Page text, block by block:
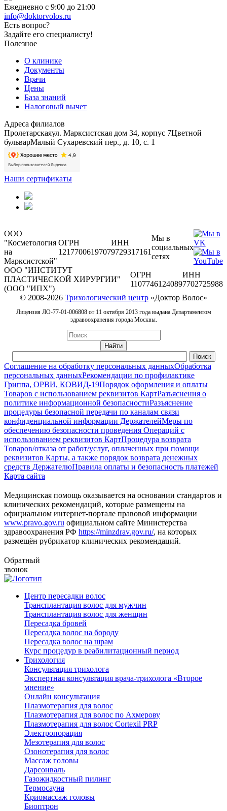
Ежедневно с 9:00 до 21:00
info@doktorvolos.ru
Есть вопрос?
Задайте его специалисту!
Полезное
О клинике
Документы
Врачи
Цены
База знаний
Налоговый вычет
Адреса филиалов
Пролетарскаяул. Марксистская дом 34, корпус 7Цветной
бульварМалый Сухаревский пер., д. 10, с. 1
Наши сертификаты
ООО
"Косметология
на
Марксистской"
ОГРН
1217700619707
ИНН
9729317161
Мы в
социальных
сетях
ООО "ИНСТИТУТ
ПЛАСТИЧЕСКОЙ ХИРУРГИИ"
(ООО "ИПХ")
ОГРН
1107746124089
ИНН
7702725988
© 2008-2026 Трихологический центр «Доктор Волос»
Лицензия ЛО-77-01-006808 от 11 октября 2013 года выдана Департаментом
здравоохранения города Москвы.
Соглашение на обработку персональных данныхОбработка
персональных данныхРекомендации по профилактике
Гриппа, ОРВИ, КОВИД-19Порядок оформления и оплаты
Товаров с использованием реквизитов КартРазъяснения о
политике информационной безопасностиРазъяснение
процедуры безопасной передачи по каналам связи
конфиденциальной информации ДержателейМеры по
обеспечению безопасности проведения Операций с
использованием реквизитов КартПроцедура возврата
Товаров/отказа от работ/услуг, оплаченных при помощи
реквизитов Карты, а также порядок возврата денежных
средств ДержателюПравила оплаты и безопасность платежей
Карта сайта
Медицинская помощь оказывается на основании стандартов и
клинических рекомендаций, которые размещены на
официальном интернет-портале правовой информации
www.pravo.gov.ru официальном сайте Министерства
здравоохранения РФ https://minzdrav.gov.ru/, на которых
размещён рубрикатор клинических рекомендаций.
Обратный
звонок
Центр пересадки волос
Трансплантация волос для мужчин
Трансплантация волос для женщин
Пересадка бровей
Пересадка волос на бороду
Пересадка волос на шрам
Курс процедур в реабилитационный период
Трихология
Консультация трихолога
Экспертная консультация врача-трихолога «Второе
мнение»
Онлайн консультация
Плазмотерапия для волос
Плазмотерапия для волос по Ахмерову
Плазмотерапия для волос Cortexil PRP
Электропорация
Мезотерапия для волос
Озонотерапия для волос
Массаж головы
Дарсонваль
Газожидкостный пилинг
Термосауна
Криомассаж головы
Биоптрон